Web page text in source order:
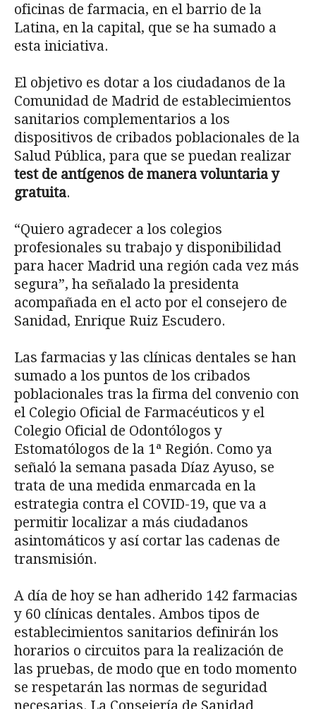
oficinas de farmacia, en el barrio de la
Latina, en la capital, que se ha sumado a
esta iniciativa.
El objetivo es dotar a los ciudadanos de la
Comunidad de Madrid de establecimientos
sanitarios complementarios a los
dispositivos de cribados poblacionales de la
Salud Pública, para que se puedan realizar
test de antígenos de manera voluntaria y
gratuita.
“Quiero agradecer a los colegios
profesionales su trabajo y disponibilidad
para hacer Madrid una región cada vez más
segura”, ha señalado la presidenta
acompañada en el acto por el consejero de
Sanidad, Enrique Ruiz Escudero.
Las farmacias y las clínicas dentales se han
sumado a los puntos de los cribados
poblacionales tras la firma del convenio con
el Colegio Oficial de Farmacéuticos y el
Colegio Oficial de Odontólogos y
Estomatólogos de la 1ª Región. Como ya
señaló la semana pasada Díaz Ayuso, se
trata de una medida enmarcada en la
estrategia contra el COVID-19, que va a
permitir localizar a más ciudadanos
asintomáticos y así cortar las cadenas de
transmisión.
A día de hoy se han adherido 142 farmacias
y 60 clínicas dentales. Ambos tipos de
establecimientos sanitarios definirán los
horarios o circuitos para la realización de
las pruebas, de modo que en todo momento
se respetarán las normas de seguridad
necesarias. La Consejería de Sanidad